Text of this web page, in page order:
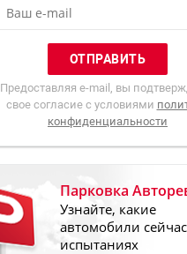
Предоставляя e-mail, вы
свое согласие с условиями
конфиденциальности
Парковка
Узнайте, какие
автомобили
испытаниях